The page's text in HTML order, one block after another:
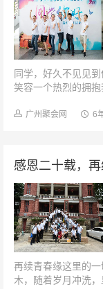
同学，好久不见见
笑容一个热烈的拥
人都是可爱的人清
广州聚会网 6
再续青春缘这里的
木，随着岁月冲洗